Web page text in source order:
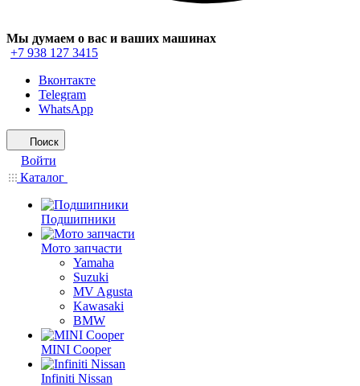
Мы думаем о вас и ваших машинах
+7 938 127 3415
Вконтакте
Telegram
WhatsApp
Поиск
Войти
Каталог
Подшипники
Мото запчасти
Yamaha
Suzuki
MV Agusta
Kawasaki
BMW
MINI Cooper
Infiniti Nissan